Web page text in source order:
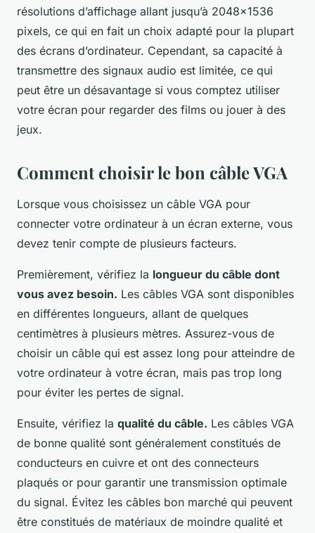
résolutions d’affichage allant jusqu’à 2048×1536
pixels, ce qui en fait un choix adapté pour la plupart
des écrans d’ordinateur. Cependant, sa capacité à
transmettre des signaux audio est limitée, ce qui
peut être un désavantage si vous comptez utiliser
votre écran pour regarder des films ou jouer à des
jeux.
Comment choisir le bon câble VGA
Lorsque vous choisissez un câble VGA pour
connecter votre ordinateur à un écran externe, vous
devez tenir compte de plusieurs facteurs.
Premièrement, vérifiez la longueur du câble dont
vous avez besoin. Les câbles VGA sont disponibles
en différentes longueurs, allant de quelques
centimètres à plusieurs mètres. Assurez-vous de
choisir un câble qui est assez long pour atteindre de
votre ordinateur à votre écran, mais pas trop long
pour éviter les pertes de signal.
Ensuite, vérifiez la qualité du câble. Les câbles VGA
de bonne qualité sont généralement constitués de
conducteurs en cuivre et ont des connecteurs
plaqués or pour garantir une transmission optimale
du signal. Évitez les câbles bon marché qui peuvent
être constitués de matériaux de moindre qualité et